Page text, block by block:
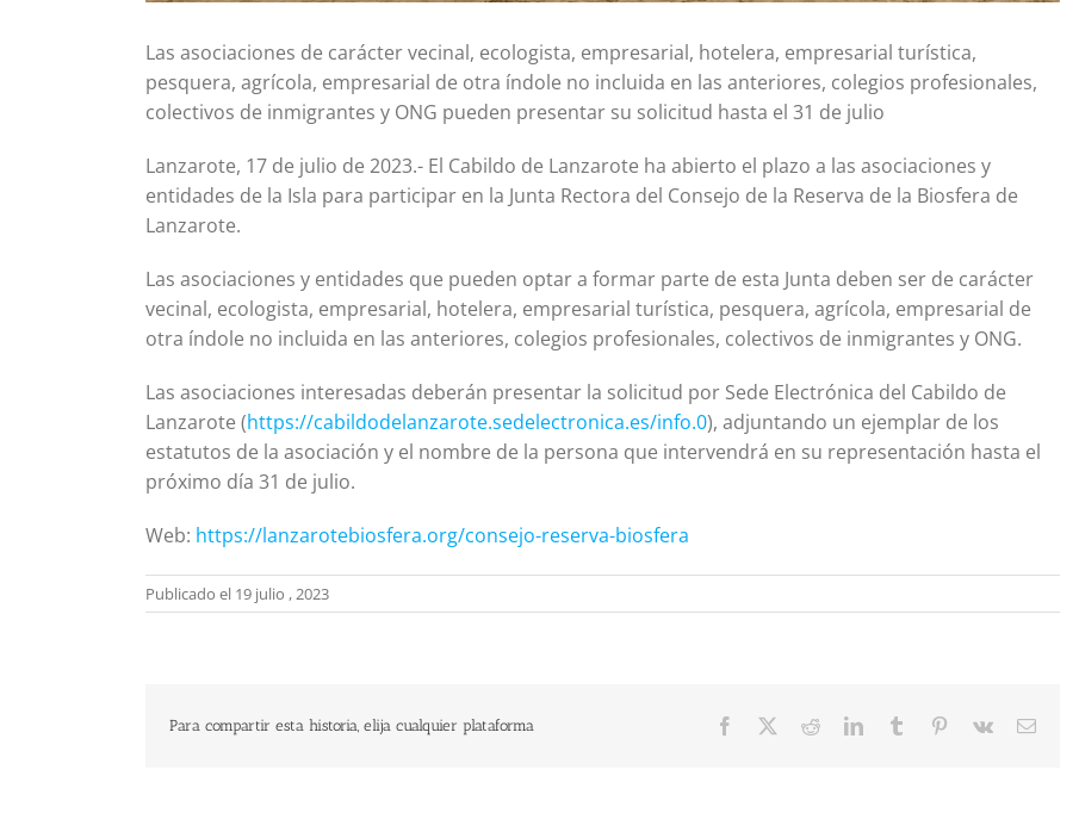
Las asociaciones de carácter vecinal, ecologista, empresarial, hotelera, empresarial turística,
pesquera, agrícola, empresarial de otra índole no incluida en las anteriores, colegios profesionales,
colectivos de inmigrantes y ONG pueden presentar su solicitud hasta el 31 de julio
Lanzarote, 17 de julio de 2023.- El Cabildo de Lanzarote ha abierto el plazo a las asociaciones y
entidades de la Isla para participar en la Junta Rectora del Consejo de la Reserva de la Biosfera de
Lanzarote.
Las asociaciones y entidades que pueden optar a formar parte de esta Junta deben ser de carácter
vecinal, ecologista, empresarial, hotelera, empresarial turística, pesquera, agrícola, empresarial de
otra índole no incluida en las anteriores, colegios profesionales, colectivos de inmigrantes y ONG.
Las asociaciones interesadas deberán presentar la solicitud por Sede Electrónica del Cabildo de
Lanzarote (https://cabildodelanzarote.sedelectronica.es/info.0), adjuntando un ejemplar de los
estatutos de la asociación y el nombre de la persona que intervendrá en su representación hasta el
próximo día 31 de julio.
Web: https://lanzarotebiosfera.org/consejo-reserva-biosfera
Publicado el 19 julio , 2023
Para compartir esta historia, elija cualquier plataforma Facebook RedditLinkedInTumblr Pinterest
Vk
Correo